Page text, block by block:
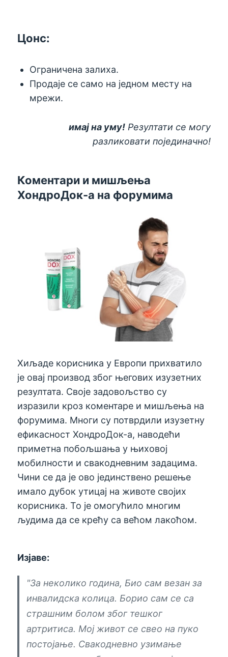
Цонс:
Ограничена залиха.
Продаје се само на једном месту на
мрежи.
имај на уму!Резултати се могу
разликовати појединачно!
Коментари и мишљења
ХондроДок-а на форумима
Хиљаде корисника у Европи прихватило
је овај производ због његових изузетних
резултата. Своје задовољство су
изразили кроз коментаре и мишљења на
форумима. Многи су потврдили изузетну
ефикасност ХондроДок-а, наводећи
приметна побољшања у њиховој
мобилности и свакодневним задацима.
Чини се да је ово јединствено решење
имало дубок утицај на животе својих
корисника. То је омогућило многим
људима да се крећу са већом лакоћом.
Изјаве:
"За неколико година, Био сам везан за
инвалидска колица. Борио сам се са
страшним болом због тешког
артритиса. Мој живот се свео на пуко
постојање. Свакодневно узимање